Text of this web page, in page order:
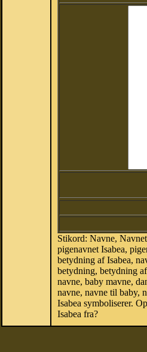
Stikord: Navne,
pigenavnet Isabea,
betydning af Isabea,
betydning, betydning
navne, baby mavne,
navne, navne til baby,
Isabea symboliserer.
Isabea fra?